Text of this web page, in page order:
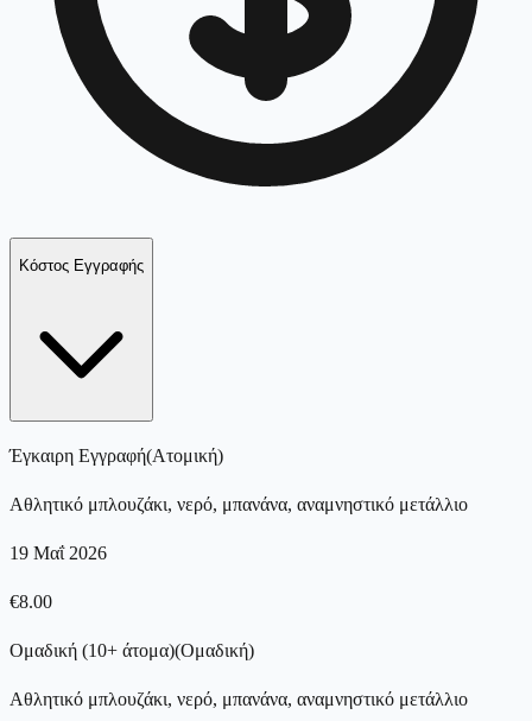
Κόστος Εγγραφής
Έγκαιρη Εγγραφή(Ατομική)
Αθλητικό μπλουζάκι, νερό, μπανάνα, αναμνηστικό μετάλλιο
19 Μαΐ 2026
€8.00
Ομαδική (10+ άτομα)(Ομαδική)
Αθλητικό μπλουζάκι, νερό, μπανάνα, αναμνηστικό μετάλλιο